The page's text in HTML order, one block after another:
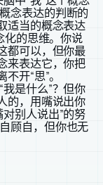
念表达的判断的
适当的概念表达
化的思维。你说
都可以，但你最
来表达它，你把
开“思”。
是什么”？但你
的，用嘴说出你
别人说出”的努
顾自，但你也无